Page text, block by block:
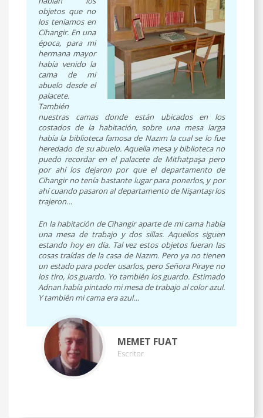
objetos que no
los teníamos en
Cihangir. En una
época, para mi
hermana mayor
había venido la
cama de mi
abuelo desde el
palacete.
También
nuestras camas donde están ubicados en los
costados de la habitación, sobre una mesa larga
había la biblioteca famosa de Nazım la cual se lo fue
heredado de su abuelo. Aquella mesa y biblioteca no
puedo recordar en el palacete de Mithatpaşa pero
por ahí los dejaron por que el departamento de
Cihangir no tenía bastante lugar para ponerlos, y por
ahí cuando pasaron al departamento de Nişantaşı los
trajeron…
En la habitación de Cihangir aparte de mi cama había
una mesa de trabajo y dos sillas. Aquellos siguen
estando hoy en día. Tal vez estos objetos fueran las
cosas traídas de la casa de Nazım. Pero ya no tienen
un estado para poder usarlos, pero Señora Piraye no
los tiro, los guardo. Yo también los guardo. Estimado
Adnan había pintado mi mesa de trabajo al color azul.
Y también mi cama era azul…
MEMET FUAT
Escritor